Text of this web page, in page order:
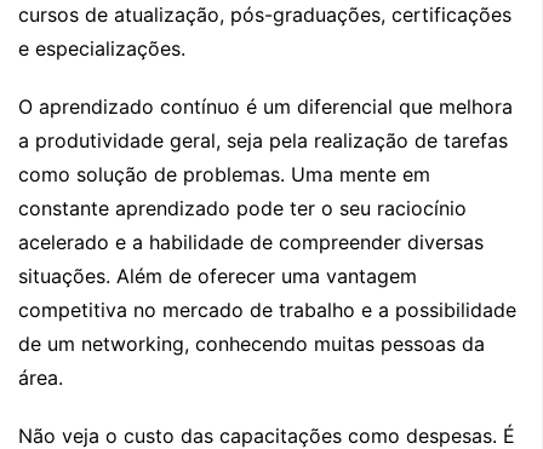
cursos de atualização, pós-graduações, certificações
e especializações.
O aprendizado contínuo é um diferencial que melhora
a produtividade geral, seja pela realização de tarefas
como solução de problemas. Uma mente em
constante aprendizado pode ter o seu raciocínio
acelerado e a habilidade de compreender diversas
situações. Além de oferecer uma vantagem
competitiva no mercado de trabalho e a possibilidade
de um networking, conhecendo muitas pessoas da
área.
Não veja o custo das capacitações como despesas. É